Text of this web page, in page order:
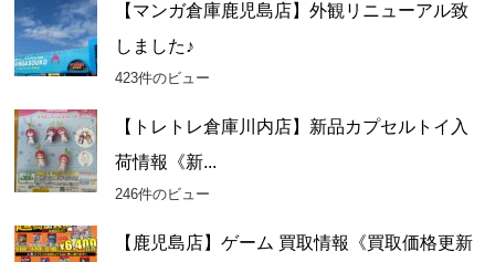
【マンガ倉庫鹿児島店】外観リニューアル致
しました♪
423件のビュー
【トレトレ倉庫川内店】新品カプセルトイ入
荷情報《新...
246件のビュー
【鹿児島店】ゲーム 買取情報《買取価格更新